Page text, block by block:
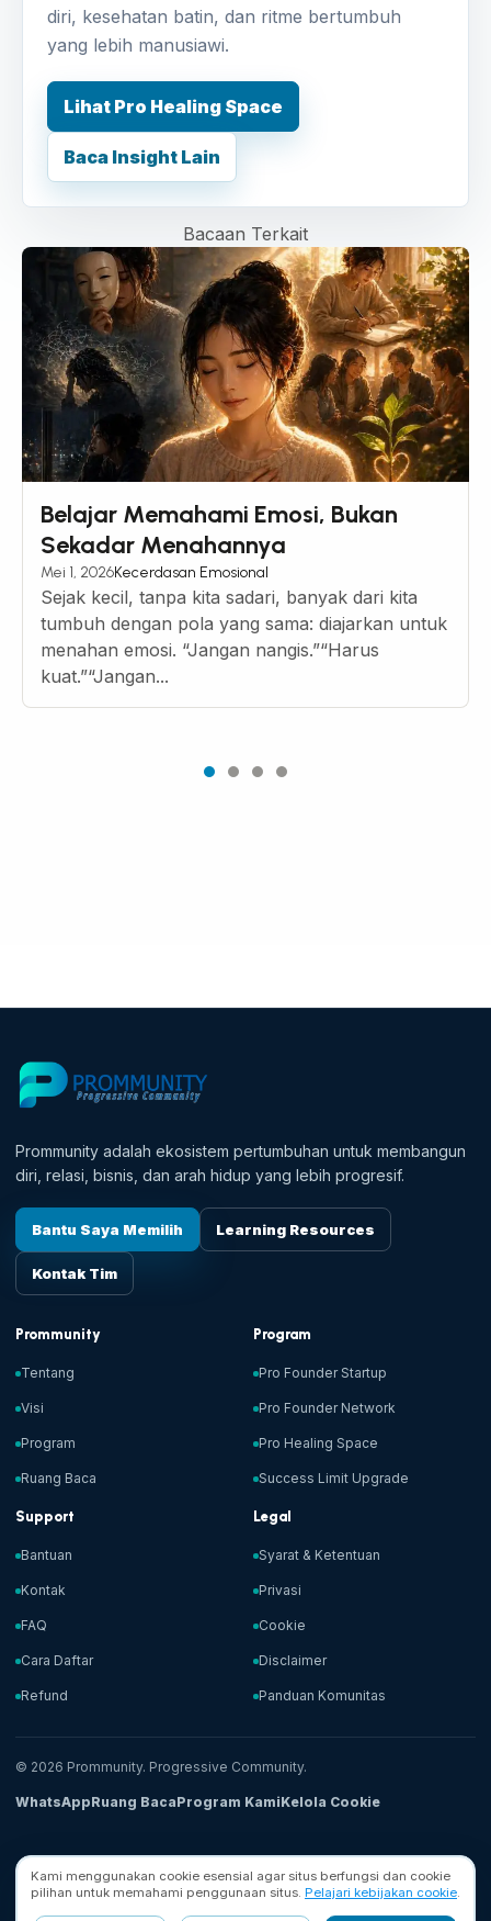
diri, kesehatan batin, dan ritme bertumbuh
yang lebih manusiawi.
Lihat Pro Healing Space
Baca Insight Lain
Bacaan Terkait
Belajar Memahami Emosi, Bukan
Sekadar Menahannya
Mei 1, 2026Kecerdasan Emosional
Sejak kecil, tanpa kita sadari, banyak dari kita
tumbuh dengan pola yang sama: diajarkan untuk
menahan emosi. “Jangan nangis.”“Harus
kuat.”“Jangan...
Kami menggunakan cookie esensial agar situs berfungsi dan cookie
pilihan untuk memahami penggunaan situs. Pelajari kebijakan cookie.
Prommunity adalah ekosistem pertumbuhan untuk membangun
diri, relasi, bisnis, dan arah hidup yang lebih progresif.
Bantu Saya Memilih Learning Resources
Kontak Tim
Prommunity
Tentang
Visi
Program
Ruang Baca
Program
Pro Founder Startup
Pro Founder Network
Pro Healing Space
Success Limit Upgrade
Support
Bantuan
Kontak
FAQ
Cara Daftar
Refund
Legal
Syarat & Ketentuan
Privasi
Cookie
Disclaimer
Panduan Komunitas
© 2026 Prommunity. Progressive Community.
WhatsAppRuang BacaProgram KamiKelola Cookie